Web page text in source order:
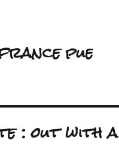
pue
:out with a